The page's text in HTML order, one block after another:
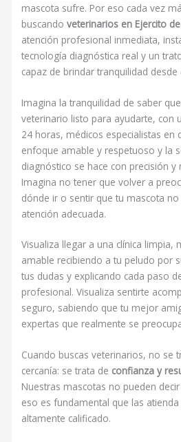
mascota sufre. Por eso cada vez
buscandoveterinarios en Ejercito
atención profesional inmediata,
tecnología diagnóstica real y un
capaz de brindar tranquilidad
Imagina la tranquilidad de saber
veterinario listo para ayudarte, con
24 horas, médicos especialistas en
enfoque amable y respetuoso y la
diagnóstico se hace con precisión y
Imagina no tener que volver a
dónde ir o sentir que tu mascota
atención adecuada.
Visualiza llegar a una clínica limpia,
amable recibiendo a tu peludo por
tus dudas y explicando cada paso
profesional. Visualiza sentirte
seguro, sabiendo que tu mejor
expertas que realmente se
Cuando buscas veterinarios, no se
cercanía: se trata de confianza y
Nuestras mascotas no pueden
eso es fundamental que las
altamente calificado.